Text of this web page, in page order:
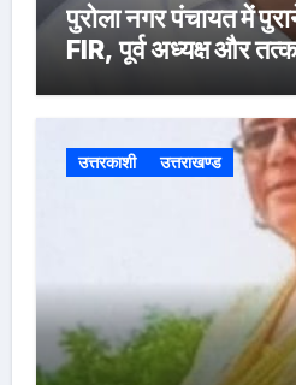
पुरोला नगर पंचायत में
FIR, पूर्व अध्यक्ष और
उत्तरकाशी उत्तराखण्ड